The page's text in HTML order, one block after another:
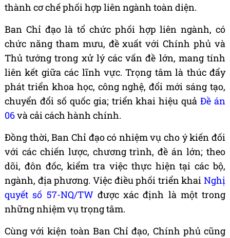
thành cơ chế phối hợp liên ngành toàn diện.
Ban Chỉ đạo là tổ chức phối hợp liên ngành, có
chức năng tham mưu, đề xuất với Chính phủ và
Thủ tướng trong xử lý các vấn đề lớn, mang tính
liên kết giữa các lĩnh vực. Trọng tâm là thúc đẩy
phát triển khoa học, công nghệ, đổi mới sáng tạo,
chuyển đổi số quốc gia; triển khai hiệu quảĐề án
06và cải cách hành chính.
Đồng thời, Ban Chỉ đạo có nhiệm vụ cho ý kiến đối
với các chiến lược, chương trình, đề án lớn; theo
dõi, đôn đốc, kiểm tra việc thực hiện tại các bộ,
ngành, địa phương. Việc điều phối triển khai Nghị
quyết số 57-NQ/TW được xác định là một trong
những nhiệm vụ trọng tâm.
Cùng với kiện toàn Ban Chỉ đạo, Chính phủ cũng